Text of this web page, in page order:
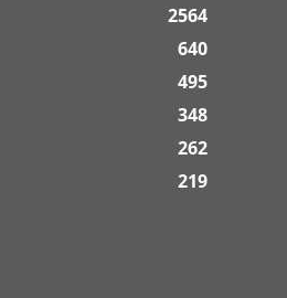
2564
640
495
348
262
219